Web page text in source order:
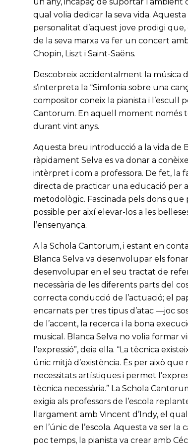
qual volia dedicar la seva vida.
personalitat d’aquest jove prodigi
de la seva marxa va fer un concert
Chopin, Liszt i Saint-Saëns.
Descobreix accidentalment la música
s’interpreta la “Simfonia sobre una
compositor coneix la pianista i l’escull
Cantorum. En aquell moment només
durant vint anys.
Aquesta breu introducció a la vida de
ràpidament Selva es va donar a
intèrpret i com a professora. De fet, la
directa de practicar una educació per
metodològic. Fascinada pels dons que
possible per així elevar-los a les
l’ensenyança.
A la Schola Cantorum, i estant en
Blanca Selva va desenvolupar els
desenvolupar en el seu tractat de
necessària de les diferents parts del
correcta conducció de l’actuació; el
encarnats per tres tipus d’atac —joc
de l’accent, la recerca i la bona
musical. Blanca Selva no volia formar
l’expressió”, deia ella. “La tècnica
únic mitjà d’existència. És per això
necessitats artístiques i permet
tècnica necessària.” La Schola
exigia als professors de l’escola
llargament amb Vincent d’Indy, el
en l’únic de l’escola. Aquesta va ser
poc temps, la pianista va crear amb